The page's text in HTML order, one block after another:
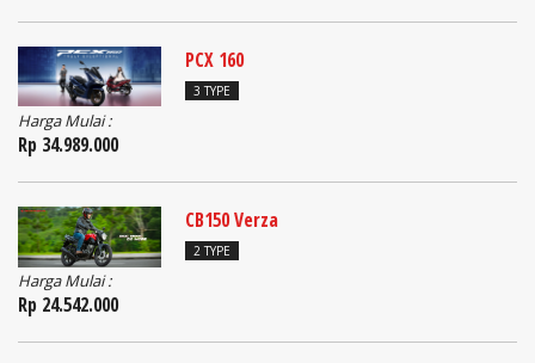
PCX 160
3 TYPE
Harga Mulai :
Rp 34.989.000
CB150 Verza
2 TYPE
Harga Mulai :
Rp 24.542.000